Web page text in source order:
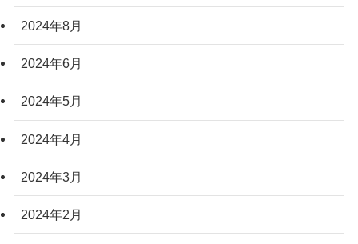
2024年8月
2024年6月
2024年5月
2024年4月
2024年3月
2024年2月